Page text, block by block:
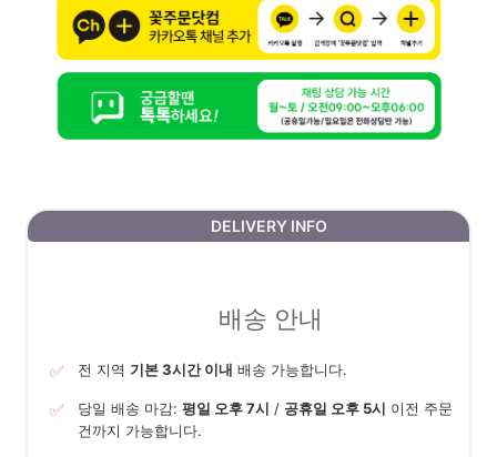
DELIVERY INFO
배송 안내
✅ 전 지역 기본 3시간 이내 배송 가능합니다.
✅ 당일 배송 마감: 평일 오후 7시 / 공휴일 오후 5시 이전 주문
건까지 가능합니다.